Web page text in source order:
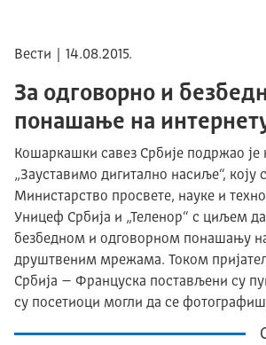
Вести | 14.08.2015.
За одговорно и
понашање на
Кошаркашки савез Србије подржао
„Зауставимо дигитално насиље“, коју
Министарство просвете, науке и
Уницеф Србија и „Теленор“ с циљем
безбедном и одговорном понашању
друштвеним мрежама. Током
Србија – Француска постављени су
су посетиоци могли да се